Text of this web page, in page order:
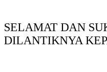
SELAMAT DAN
DILANTIKNYA